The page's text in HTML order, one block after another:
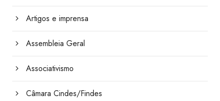
Artigos e imprensa
Assembleia Geral
Associativismo
Câmara Cindes/Findes